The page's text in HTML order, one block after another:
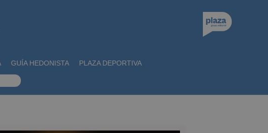
GUÍA HEDONISTA PLAZA DEPORTIVA